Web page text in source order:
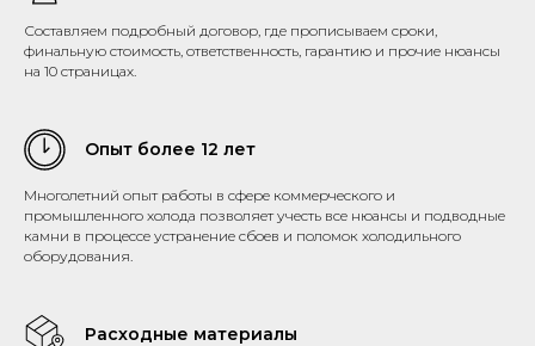
Составляем подробный договор, где прописываем сроки,
финальную стоимость, ответственность, гарантию и прочие нюансы
на 10 страницах.
Опыт более 12 лет
Многолетний опыт работы в сфере коммерческого и
промышленного холода позволяет учесть все нюансы и подводные
камни в процессе устранение сбоев и поломок холодильного
оборудования.
Расходные материалы